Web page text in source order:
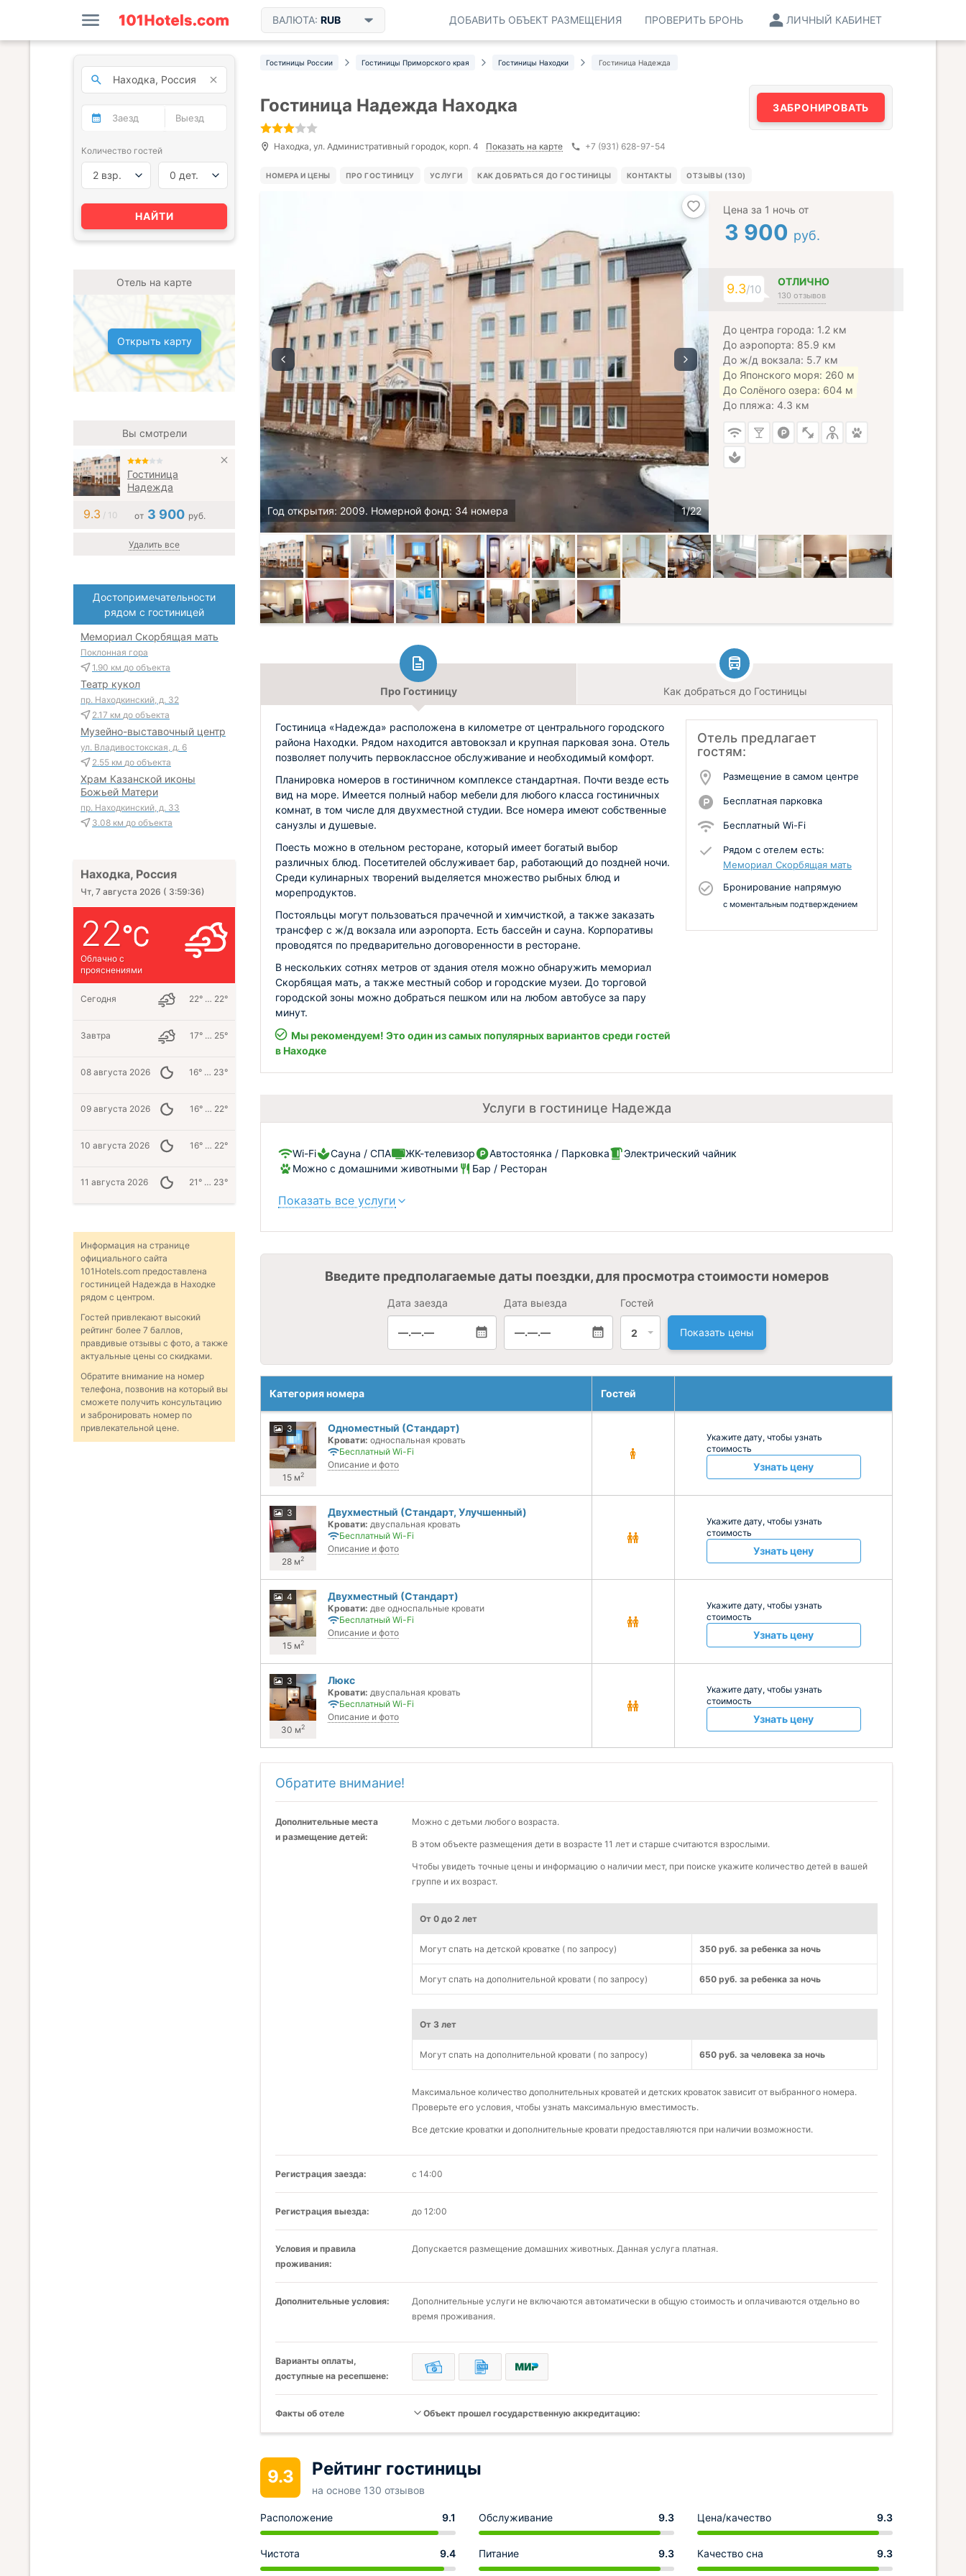
ВАЛЮТА: RUB ЛИЧНЫЙ КАБИНЕТ
ПРОВЕРИТЬ БРОНЬ
ДОБАВИТЬ ОБЪЕКТ РАЗМЕЩЕНИЯ
Гостиницы России Гостиницы Приморского края Гостиницы Находки Гостиница Надежда
Гостиница Надежда Находка
Находка, ул. Административный городок, корп. 4 Показать на карте +7 (931) 628-97-54
ЗАБРОНИРОВАТЬ
НОМЕРА И ЦЕНЫ ПРО ГОСТИНИЦУ УСЛУГИ КАК ДОБРАТЬСЯ ДО ГОСТИНИЦЫ КОНТАКТЫ ОТЗЫВЫ (130)
Год открытия: 2009. Номерной фонд: 34 номера
Цена за 1 ночь от
3 900 руб.
9.3/10
ОТЛИЧНО
130 отзывов
До центра города: 1.2 км
До аэропорта: 85.9 км
До ж/д вокзала: 5.7 км
До Японского моря: 260 м
До Солёного озера: 604 м
До пляжа: 4.3 км
Про Гостиницу Как добраться до Гостиницы
Отель предлагает
гостям:
Размещение в самом центре
Бесплатная парковка
Бесплатный Wi-Fi
Рядом с отелем есть:
Мемориал Скорбящая мать
Бронирование напрямую
с моментальным подтверждением
Гостиница «Надежда» расположена в километре от центрального городского
района Находки. Рядом находится автовокзал и крупная парковая зона. Отель
позволяет получить первоклассное обслуживание и необходимый комфорт.
Планировка номеров в гостиничном комплексе стандартная. Почти везде есть
вид на море. Имеется полный набор мебели для любого класса гостиничных
комнат, в том числе для двухместной студии. Все номера имеют собственные
санузлы и душевые.
Поесть можно в отельном ресторане, который имеет богатый выбор
различных блюд. Посетителей обслуживает бар, работающий до поздней ночи.
Среди кулинарных творений выделяется множество рыбных блюд и
морепродуктов.
Постояльцы могут пользоваться прачечной и химчисткой, а также заказать
трансфер с ж/д вокзала или аэропорта. Есть бассейн и сауна. Корпоративы
проводятся по предварительно договоренности в ресторане.
В нескольких сотнях метров от здания отеля можно обнаружить мемориал
Скорбящая мать, а также местный собор и городские музеи. До торговой
городской зоны можно добраться пешком или на любом автобусе за пару
минут.
Мы рекомендуем! Это один из самых популярных вариантов среди гостей
в Находке
Услуги в гостинице Надежда
Wi-Fi Сауна / СПА ЖК-телевизор Автостоянка / Парковка
Электрический чайник
Можно с домашними животными
Бар / Ресторан
Показать все услуги
Введите предполагаемые даты поездки, для просмотра стоимости номеров
Дата заезда
—.—.—
Дата выезда
—.—.—
Гостей
2 Показать цены
Категория номера Гостей
3
15 м2
Одноместный (Стандарт)
Кровати: односпальная кровать
Бесплатный Wi-Fi
Описание и фото
Укажите дату, чтобы узнать
стоимость
Узнать цену
3
28 м2
Двухместный (Стандарт, Улучшенный)
Кровати: двуспальная кровать
Бесплатный Wi-Fi
Описание и фото
Укажите дату, чтобы узнать
стоимость
Узнать цену
4
15 м2
Двухместный (Стандарт)
Кровати: две односпальные кровати
Бесплатный Wi-Fi
Описание и фото
Укажите дату, чтобы узнать
стоимость
Узнать цену
3
30 м2
Люкс
Кровати: двуспальная кровать
Бесплатный Wi-Fi
Описание и фото
Укажите дату, чтобы узнать
стоимость
Узнать цену
Обратите внимание!
Дополнительные места
и размещение детей:
Можно с детьми любого возраста.
В этом объекте размещения дети в возрасте 11 лет и старше считаются взрослыми.
Чтобы увидеть точные цены и информацию о наличии мест, при поиске укажите количество детей в вашей
группе и их возраст.
От 0 до 2 лет
Могут спать на детской кроватке ( по запросу) 350 руб. за ребенка за ночь
Могут спать на дополнительной кровати ( по запросу) 650 руб. за ребенка за ночь
От 3 лет
Могут спать на дополнительной кровати ( по запросу) 650 руб. за человека за ночь
Максимальное количество дополнительных кроватей и детских кроваток зависит от выбранного номера.
Проверьте его условия, чтобы узнать максимальную вместимость.
Все детские кроватки и дополнительные кровати предоставляются при наличии возможности.
Регистрация заезда: с 14:00
Регистрация выезда: до 12:00
Условия и правила
проживания:
Допускается размещение домашних животных. Данная услуга платная.
Дополнительные условия:
Дополнительные услуги не включаются автоматически в общую стоимость и оплачиваются отдельно во
время проживания.
Варианты оплаты,
доступные на ресепшене:
Факты об отеле Объект прошел государственную аккредитацию:
9.3 Рейтинг гостиницы
на основе 130 отзывов
Расположение 9.1 Обслуживание 9.3 Цена/качество 9.3
Чистота 9.4 Питание 9.3 Качество сна 9.3
Количество гостей
2 взр. 0 дет.
НАЙТИ
Отель на карте
Открыть карту
Вы смотрели
Гостиница
Надежда
9.3 / 10 от 3 900 руб.
Удалить все
Достопримечательности
рядом с гостиницей
Мемориал Скорбящая мать
Поклонная гора
1.90 км до объекта
Театр кукол
пр. Находкинский, д. 32
2.17 км до объекта
Музейно-выставочный центр
ул. Владивостокская, д. 6
2.55 км до объекта
Храм Казанской иконы
Божьей Матери
пр. Находкинский, д. 33
3.08 км до объекта
Находка, Россия
Чт, 7 августа 2026 ( 3:59:37)
22
Облачно с
прояснениями
Сегодня 22° … 22°
Завтра 17° … 25°
08 августа 2026 16° … 23°
09 августа 2026 16° … 22°
10 августа 2026 16° … 22°
11 августа 2026 21° … 23°
Информация на странице
официального сайта
101Hotels.com предоставлена
гостиницей Надежда в Находке
рядом с центром.
Гостей привлекают высокий
рейтинг более 7 баллов,
правдивые отзывы с фото, а также
актуальные цены со скидками.
Обратите внимание на номер
телефона, позвонив на который вы
сможете получить консультацию
и забронировать номер по
привлекательной цене.